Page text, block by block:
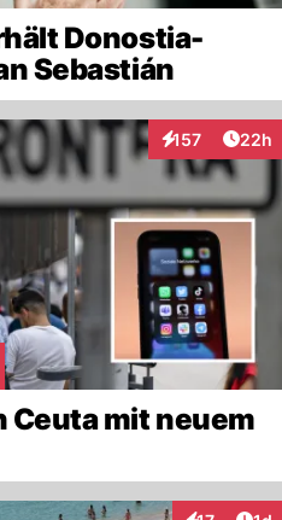
Donostia-
Sebastián
157
Interaktionen
22h
Ceuta mit neuem